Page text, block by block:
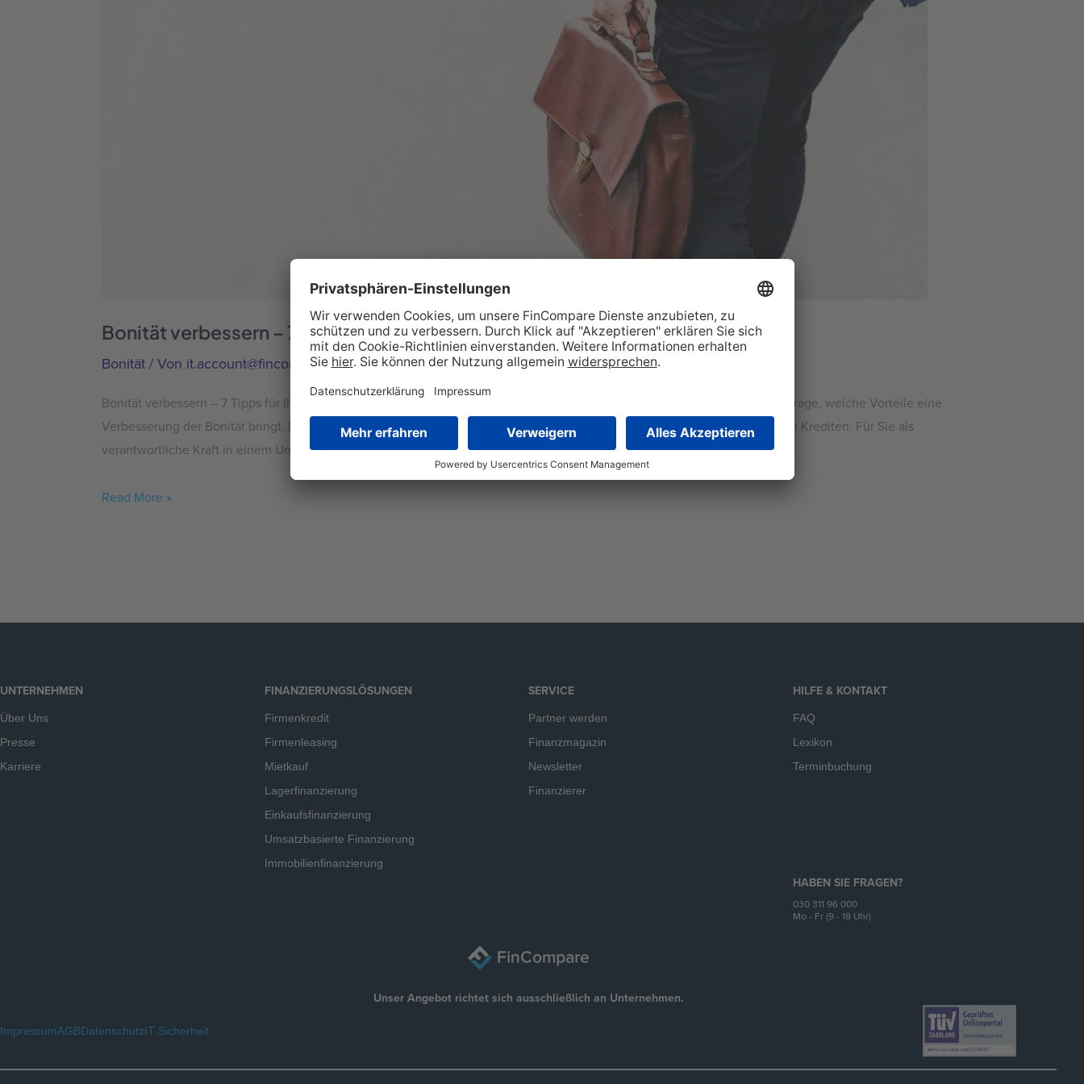
Bonität verbessern – 7 Tipps für Unternehmer
Bonität / Von it.account@fincompare.com
Bonität verbessern – 7 Tipps für Ihr Unternehmen Wenn es darum geht, die Bonität zu verbessern, stellt sich zunächst die Frage, welche Vorteile eine
Verbesserung der Bonität bringt. Bei Privatleuten geht es in dieser Hinsicht vor allem um die Möglichkeit der Aufnahme von Krediten. Für Sie als
verantwortliche Kraft in einem Unternehmen geht es dagegen […]
Read More »
UNTERNEHMEN
Über Uns
Presse
Karriere
FINANZIERUNGSLÖSUNGEN
Firmenkredit
Firmenleasing
Mietkauf
Lagerfinanzierung
Einkaufsfinanzierung
Umsatzbasierte Finanzierung
Immobilienfinanzierung
SERVICE
Partner werden
Finanzmagazin
Newsletter
Finanzierer
HILFE & KONTAKT
FAQ
Lexikon
Terminbuchung
HABEN SIE FRAGEN?
030 311 96 000
Mo - Fr (9 - 18 Uhr)
Unser Angebot richtet sich ausschließlich an Unternehmen.
ImpressumAGBDatenschutzIT-Sicherheit